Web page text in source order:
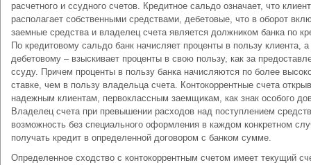
расчетного и ссудного счетов. Кредитное сальдо означает, что клиент
располагает собственными средствами, дебетовые, что в оборот
заемные средства и владелец счета является должником банка по
По кредитовому сальдо банк начисляет проценты в пользу клиента, а
дебетовому – взыскивает проценты в свою пользу, как за
ссуду. Причем проценты в пользу банка начисляются по более
ставке, чем в пользу владельца счета. Контокоррентные счета
надежным клиентам, первоклассным заемщикам, как знак особого
Владелец счета при превышении расходов над поступлением
возможность без специального оформления в каждом конкретном
получать кредит в определенной договором с банком сумме.
Определенное сходство с контокоррентным счетом имеет текущий